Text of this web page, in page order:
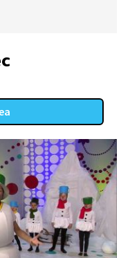
či královnu
houbařů.